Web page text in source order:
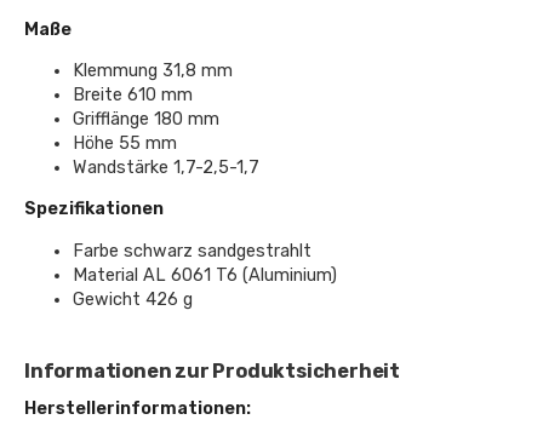
Maße
Klemmung 31,8 mm
Breite 610 mm
Grifflänge 180 mm
Höhe 55 mm
Wandstärke 1,7-2,5-1,7
Spezifikationen
Farbe schwarz sandgestrahlt
Material AL 6061 T6 (Aluminium)
Gewicht 426 g
Informationen zur Produktsicherheit
Herstellerinformationen: